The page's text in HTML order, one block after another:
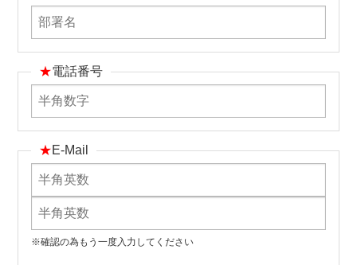
★電話番号
★E-Mail
※確認の為もう一度入力してください